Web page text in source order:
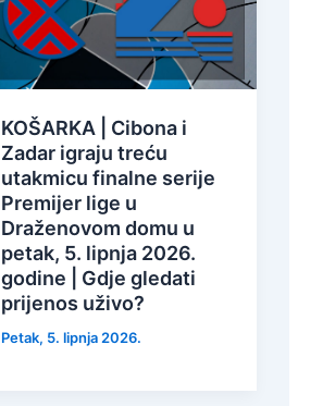
KOŠARKA | Cibona i
Zadar igraju treću
utakmicu finalne serije
Premijer lige u
Draženovom domu u
petak, 5. lipnja 2026.
godine | Gdje gledati
prijenos uživo?
Petak, 5. lipnja 2026.